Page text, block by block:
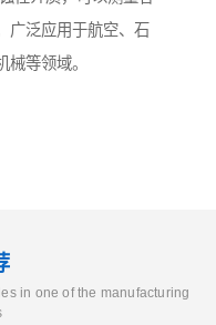
广泛应用于航空、石
等领域。
in one of the manufacturing